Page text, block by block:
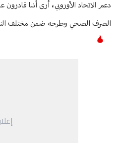
دعم الاتحاد الأوروبي، أرى أننا
الصرف الصحي وطرحه ضمن مختلف